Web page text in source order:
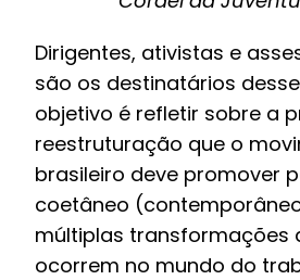
Dirigentes, ativistas e
são os destinatários
objetivo é refletir sobre a
reestruturação que o
brasileiro deve promover
coetâneo
múltiplas transformações
ocorrem no mundo do